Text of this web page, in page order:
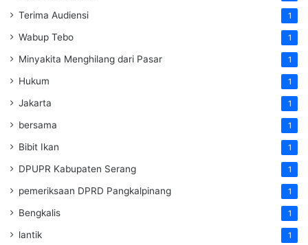
Terima Audiensi 1
Wabup Tebo 1
Minyakita Menghilang dari Pasar 1
Hukum 1
Jakarta 1
bersama 1
Bibit Ikan 1
DPUPR Kabupaten Serang 1
pemeriksaan DPRD Pangkalpinang 1
Bengkalis 1
lantik 1